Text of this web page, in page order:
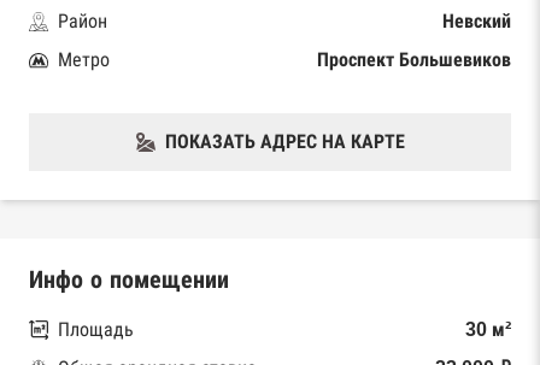
Район
Невский
Метро
Проспект Большевиков
ПОКАЗАТЬ АДРЕС НА КАРТЕ
Инфо о помещении
Площадь
30 м²